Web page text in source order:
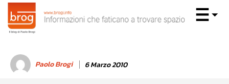
Paolo Brogi 6 Marzo 2010